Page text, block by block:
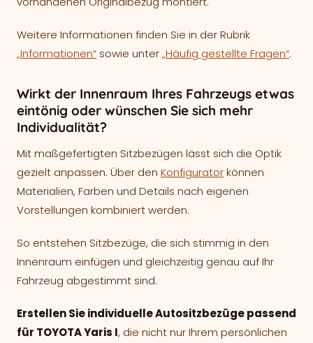
Weitere Informationen finden Sie in der Rubrik
„Informationen“ sowie unter„Häufig gestellte Fragen“.
Wirkt der Innenraum Ihres Fahrzeugs etwas
eintönig oder wünschen Sie sich mehr
Individualität?
Mit maßgefertigten Sitzbezügen lässt sich die Optik
gezielt anpassen. Über den Konfiguratorkönnen
Materialien, Farben und Details nach eigenen
Vorstellungen kombiniert werden.
So entstehen Sitzbezüge, die sich stimmig in den
Innenraum einfügen und gleichzeitig genau auf Ihr
Fahrzeug abgestimmt sind.
Erstellen Sie individuelle Autositzbezüge passend
für TOYOTA Yaris I, die nicht nur Ihrem persönlichen